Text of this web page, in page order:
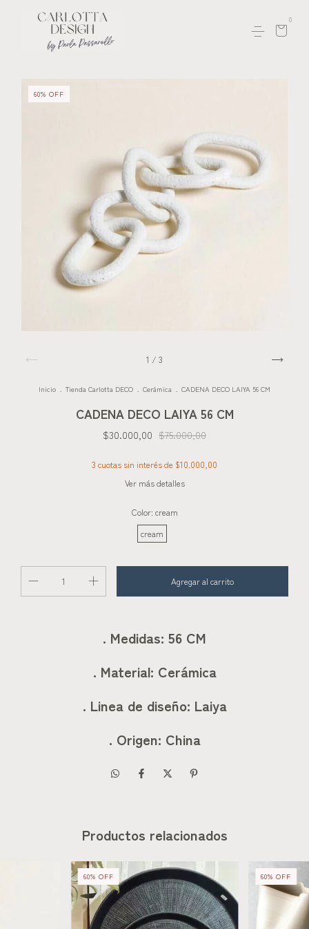
0
60% OFF
1 / 3
Inicio . Tienda Carlotta DECO . Cerámica . CADENA DECO LAIYA 56 CM
CADENA DECO LAIYA 56 CM
$30.000,00 $75.000,00
3 cuotas sin interés de $10.000,00
Ver más detalles
Color: cream
cream
. Medidas: 56 CM
. Material: Cerámica
. Linea de diseño: Laiya
. Origen: China
Productos relacionados
60% OFF 60%OFF